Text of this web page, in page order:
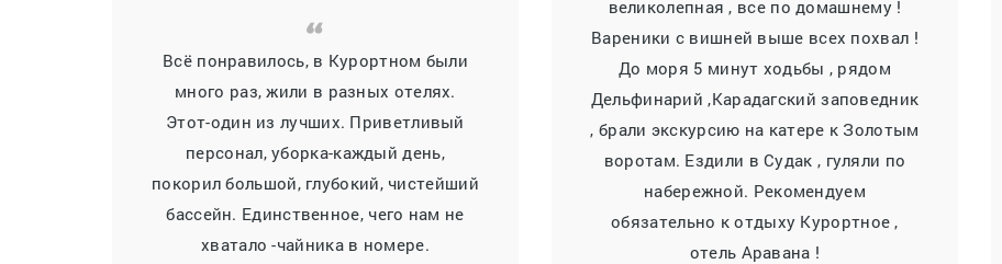
великолепная , все по домашнему !
Вареники с вишней выше всех похвал !
До моря 5 минут ходьбы , рядом
Дельфинарий ,Карадагский заповедник
, брали экскурсию на катере к Золотым
воротам. Ездили в Судак , гуляли по
набережной. Рекомендуем
обязательно к отдыху Курортное ,
отель Аравана !
Всё понравилось, в Курортном были
много раз, жили в разных отелях.
Этот-один из лучших. Приветливый
персонал, уборка-каждый день,
покорил большой, глубокий, чистейший
бассейн. Единственное, чего нам не
хватало -чайника в номере.